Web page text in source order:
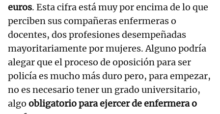
euros. Esta cifra está muy por encima de lo que
perciben sus compañeras enfermeras o
docentes, dos profesiones desempeñadas
mayoritariamente por mujeres. Alguno podría
alegar que el proceso de oposición para ser
policía es mucho más duro pero, para empezar,
no es necesario tener un grado universitario,
algo obligatorio para ejercer de enfermera o